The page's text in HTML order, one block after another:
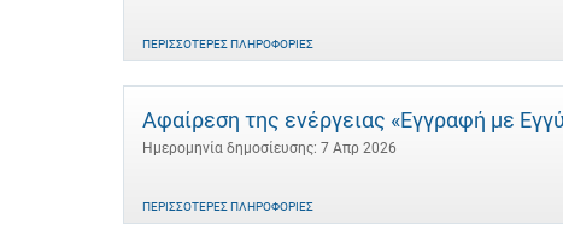
ΠΕΡΙΣΣΌΤΕΡΕΣ ΠΛΗΡΟΦΟΡΊΕΣ
Αφαίρεση της ενέργειας «Εγγραφή με
Ημερομηνία δημοσίευσης: 7 Απρ 2026
ΠΕΡΙΣΣΌΤΕΡΕΣ ΠΛΗΡΟΦΟΡΊΕΣ